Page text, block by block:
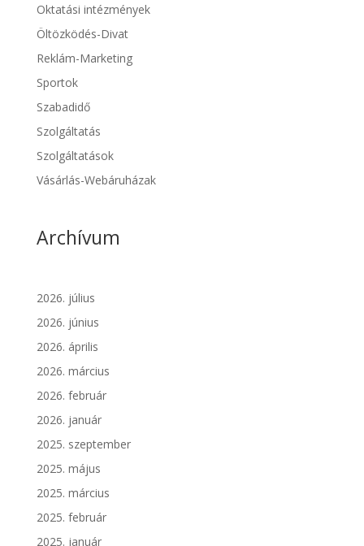
Oktatási intézmények
Öltözködés-Divat
Reklám-Marketing
Sportok
Szabadidő
Szolgáltatás
Szolgáltatások
Vásárlás-Webáruházak
Archívum
2026. július
2026. június
2026. április
2026. március
2026. február
2026. január
2025. szeptember
2025. május
2025. március
2025. február
2025. január